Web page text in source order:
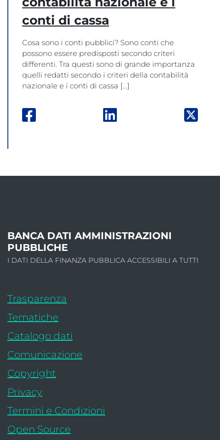
conti di cassa
Cosa sono i conti pubblici? Sono conti che
possono essere predisposti secondo criteri
differenti. Tra questi sono di grande importanza
quelli redatti secondo i criteri della contabilità
nazionale e i conti di cassa [...]
Facebook: apre una nuova finestra
Linkedin: apre una
INFORMAZIONI SU
BANCA DATI AMMINISTRAZIONI
PUBBLICHE
I DATI DELLA FINANZA PUBBLICA ACCESSIBILI A TUTTI
Trasparenza
Tematiche
Catalogo dati
Comunicazione
Copyright
Privacy
Termini e Condizioni
Open Source